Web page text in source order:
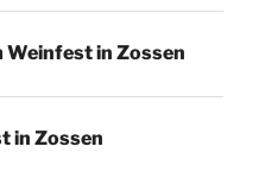
Weinfest in Zossen
in Zossen